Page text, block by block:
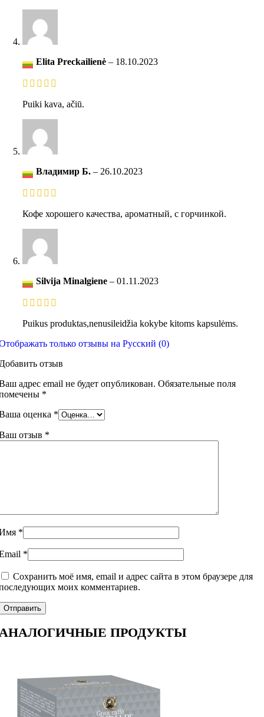
Elita Preckailienė – 18.10.2023
Puiki kava, ačiū.
Владимир Б. – 26.10.2023
Кофе хорошего качества, ароматный, с горчинкой.
Silvija Minalgiene – 01.11.2023
Puikus produktas,nenusileidžia kokybe kitoms kapsulėms.
только отзывы на Русский (0)
отзыв
адрес email не будет опубликован. Обязательные поля
*
оценка *
отзыв *
*
*
Сохранить моё имя, email и адрес сайта в этом браузере для
моих комментариев.
ПРОДУКТЫ